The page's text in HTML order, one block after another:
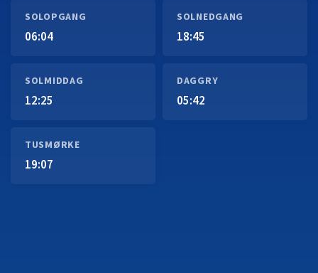
SOLOPGANG
06:04
SOLNEDGANG
18:45
SOLMIDDAG
12:25
DAGGRY
05:42
TUSMØRKE
19:07